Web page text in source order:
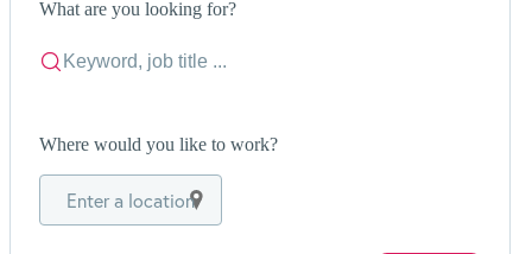
What are you looking for?
Where would you like to work?
Enter a location